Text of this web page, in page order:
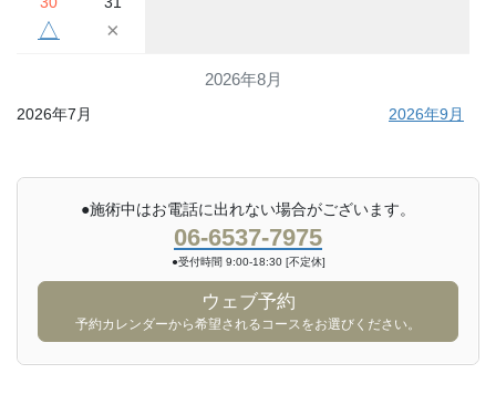
2026年8月
△ ×
2026年7月 2026年9月
●施術中はお電話に出れない場合がございます。
06-6537-7975
●受付時間 9:00-18:30 [不定休]
ウェブ予約
予約カレンダーから希望されるコースをお選びください。